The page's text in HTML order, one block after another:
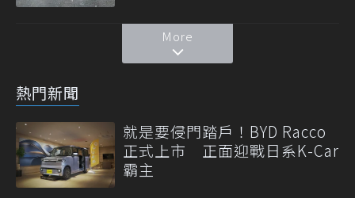
More
熱門新聞
就是要侵門踏戶！BYD Racco
正式上市 正面迎戰日系K-Car
霸主